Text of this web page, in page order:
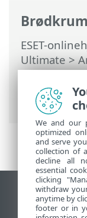
ESET-
Ultimate>
Ultimate>
problemer
Vis
End of Life
We and our
optimized
and serve
collection of
decline all
essential
clicking
withdraw
anytime by
footer or in